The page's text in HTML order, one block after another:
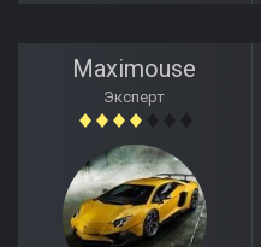
Maximouse
Эксперт